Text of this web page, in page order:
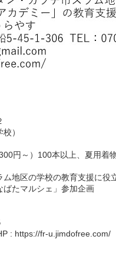
）
円～）100本以上、夏用着
地区の学校の教育支援に役
たマルシェ」参加企画
: https://fr-u.jimdofree.com/